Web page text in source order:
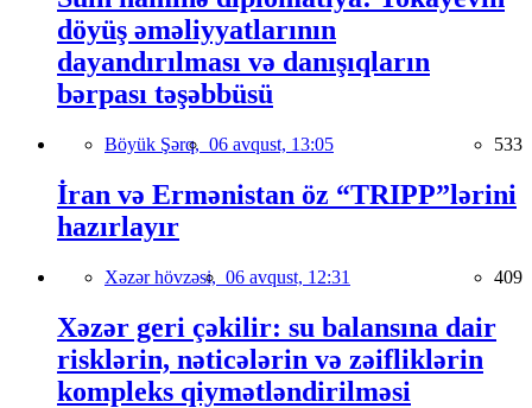
döyüş əməliyyatlarının
dayandırılması və danışıqların
bərpası təşəbbüsü
Böyük Şərq, 06 avqust, 13:05 533
İran və Ermənistan öz “TRIPP”lərini
hazırlayır
Xəzər hövzəsi, 06 avqust, 12:31 409
Xəzər geri çəkilir: su balansına dair
risklərin, nəticələrin və zəifliklərin
kompleks qiymətləndirilməsi